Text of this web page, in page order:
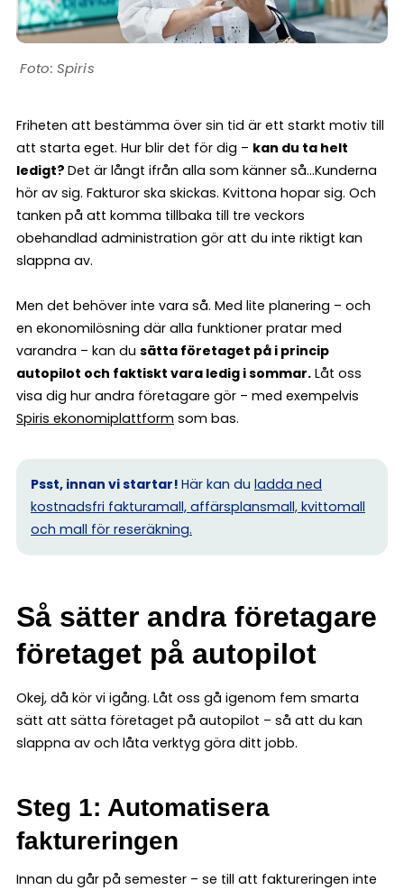
Spiris
Friheten att bestämma över sin tid är ett starkt motiv till
att starta eget. Hur blir det för dig – kan du ta helt
ledigt? Det är långt ifrån alla som känner så…Kunderna
hör av sig. Fakturor ska skickas. Kvittona hopar sig. Och
tanken på att komma tillbaka till tre veckors
obehandlad administration gör att du inte riktigt kan
slappna av.
Men det behöver inte vara så. Med lite planering – och
en ekonomilösning där alla funktioner pratar med
varandra – kan du sätta företaget på i princip
autopilot och faktiskt vara ledig i sommar. Låt oss
visa dig hur andra företagare gör – med exempelvis
Spiris ekonomiplattform som bas.
Psst, innan vi startar! Här kan du ladda ned
kostnadsfri fakturamall, affärsplansmall, kvittomall
och mall för reseräkning.
Så sätter andra företagare
företaget på autopilot
Okej, då kör vi igång. Låt oss gå igenom fem smarta
sätt att sätta företaget på autopilot – så att du kan
slappna av och låta verktyg göra ditt jobb.
Steg 1: Automatisera
faktureringen
Innan du går på semester – se till att faktureringen inte